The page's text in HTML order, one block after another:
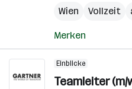
Wien
Vollzeit
Merken
Einblicke
Teamleiter